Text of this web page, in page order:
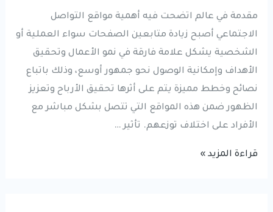
مقدمة في عالم اتضحت فيه أهمية مواقع التواصل
الاجتماعي أصبح زيادة متابعين الصفحات سواء العملية أو
الشخصية يشكل علامة فارقة في نمو الأعمال وتحقيق
الأهداف وإمكانية الوصول نحو جمهور أوسع، وذلك باتباع
نصائح وخطط مميزة يتم على أثرها تحقيق الأرباح وتعزيز
الظهور ضمن هذه المواقع التي تتصل بشكل مباشر مع
الأفراد على اختلاف توزعهم. تأثير …
7
قراءة المزيد »